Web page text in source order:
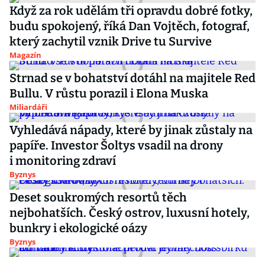
Když za rok udělám tři opravdu dobré fotky,
budu spokojený, říká Dan Vojtěch, fotograf,
který zachytil vznik Drive tu Survive
Magazín
Strnad se v bohatství dotáhl na majitele Red
Bullu. V růstu porazil i Elona Muska
Miliardáři
Vyhledává nápady, které by jinak zůstaly na
papíře. Investor Šoltys vsadil na drony
i monitoring zdraví
Byznys
Deset soukromých resortů těch
nejbohatších. Český ostrov, luxusní hotely,
bunkry i ekologické oázy
Byznys